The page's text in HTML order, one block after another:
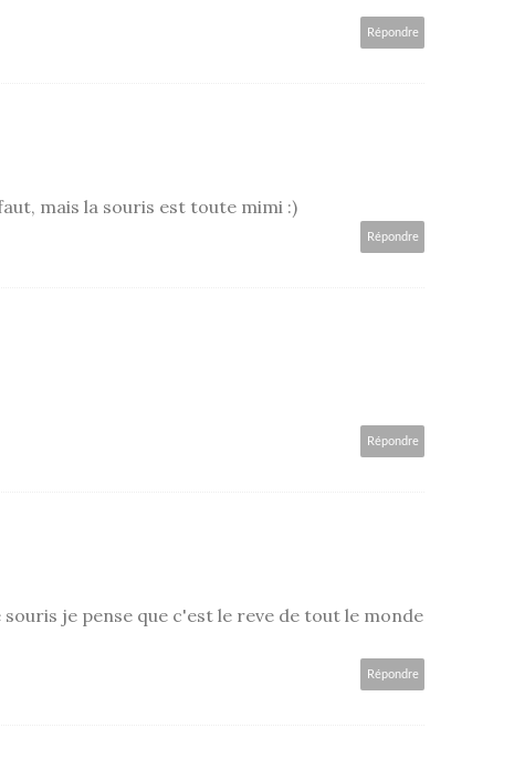
Répondre
mais la souris est toute mimi :)
Répondre
Répondre
je pense que c'est le reve de tout le monde
Répondre